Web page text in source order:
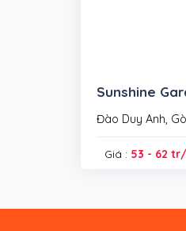
Sunshine
Đào Duy Anh,
Giá : 53 - 62